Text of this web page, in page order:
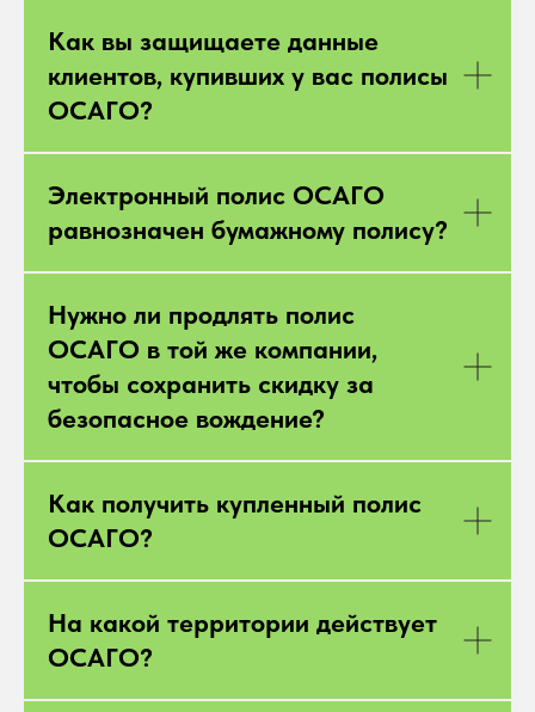
Как вы защищаете данные
клиентов, купивших у вас полисы
ОСАГО?
Электронный полис ОСАГО
равнозначен бумажному полису?
Нужно ли продлять полис
ОСАГО в той же компании,
чтобы сохранить скидку за
безопасное вождение?
Как получить купленный полис
ОСАГО?
На какой территории действует
ОСАГО?